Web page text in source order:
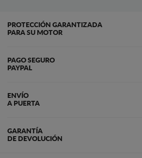
PROTECCIÓN GARANTIZADA
PARA SU MOTOR
PAGO SEGURO
PAYPAL
ENVÍO
A PUERTA
GARANTÍA
DE DEVOLUCIÓN